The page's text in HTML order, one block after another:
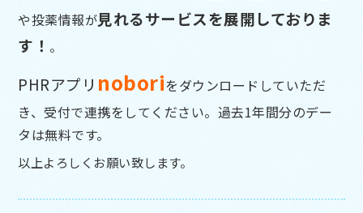
や投薬情報が見れるサービスを展開しておりま
す！ 。
PHRアプリ noboriをダウンロードしていただ
き、受付で連携をして ください。過去1年間分のデー
タは無料です。
以上よろしくお願い致します。